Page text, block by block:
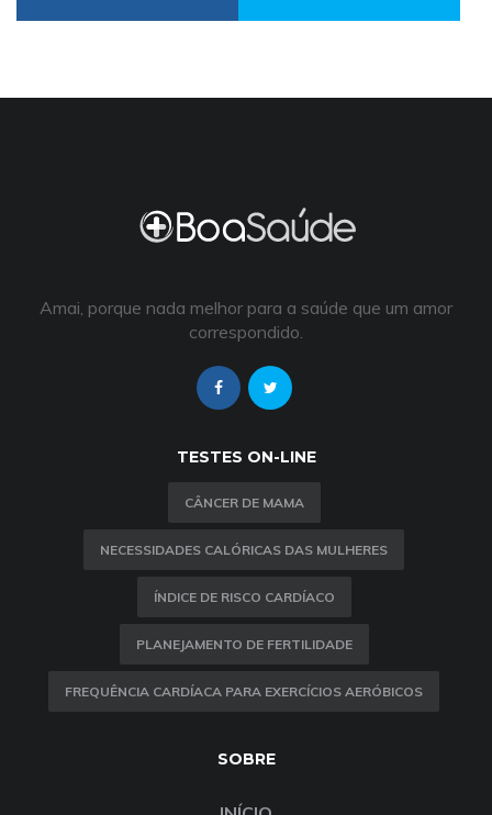
Amai, porque nada melhor para a saúde que um amor
correspondido.
TESTES ON-LINE
CÂNCER DE MAMA
NECESSIDADES CALÓRICAS DAS MULHERES
ÍNDICE DE RISCO CARDÍACO
PLANEJAMENTO DE FERTILIDADE
FREQUÊNCIA CARDÍACA PARA EXERCÍCIOS AERÓBICOS
SOBRE